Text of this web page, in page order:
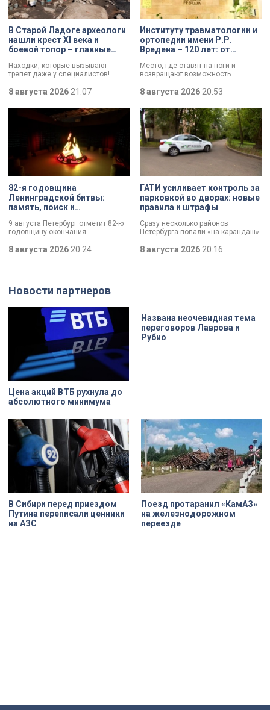
В Старой Ладоге археологи
нашли крест XI века и
боевой топор – главные
Находки, которые вызывают
трепет даже у специалистов!
Нательный крест возрастом более
тысячи лет и боевой топор – вот
главные трофеи археологической
экспедиции в Старой Ладоге в
8 августа 2026 21:07
Институту травматологии и
ортопедии имени Р.Р.
Вредена – 120 лет: от
до передового
медицинского центра
Место, где ставят на ноги и
возвращают возможность
двигаться без боли. Юбилей
отмечает Институт травматологии
и ортопедии имени Р.Р. Вредена.
8 августа 2026 20:53
82-я годовщина
Ленинградской битвы:
память, поиск и
9 августа Петербург отметит 82-ю
годовщину окончания
Ленинградской битвы. Это День
воинской славы, который был
официально установлен в апреле
8 августа 2026 20:24
ГАТИ усиливает контроль за
парковкой во дворах: новые
правила и штрафы
Сразу несколько районов
Петербурга попали «на карандаш»
парковкой во дворах. За два
летних месяца только по
8 августа 2026 20:16
Новости партнеров
Цена акций ВТБ рухнула до
абсолютного минимума
Названа неочевидная тема
переговоров Лаврова и
Рубио
В Сибири перед приездом
Путина переписали ценники
на АЗС
Поезд протаранил «КамАЗ»
на железнодорожном
переезде